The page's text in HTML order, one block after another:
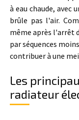
à eau chaude, avec
brûle pas l'air.
même après l'arrêt
par séquences
contribuer à une
Les
radiateur